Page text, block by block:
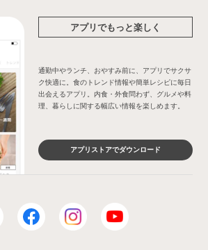
アプリでもっと楽しく
通勤中やランチ、おやすみ前に、アプリでサクサ
ク快適に。食のトレンド情報や簡単レシピに毎日
出会えるアプリ。内食・外食問わず、グルメや料
理、暮らしに関する幅広い情報を楽しめます。
アプリストアでダウンロード